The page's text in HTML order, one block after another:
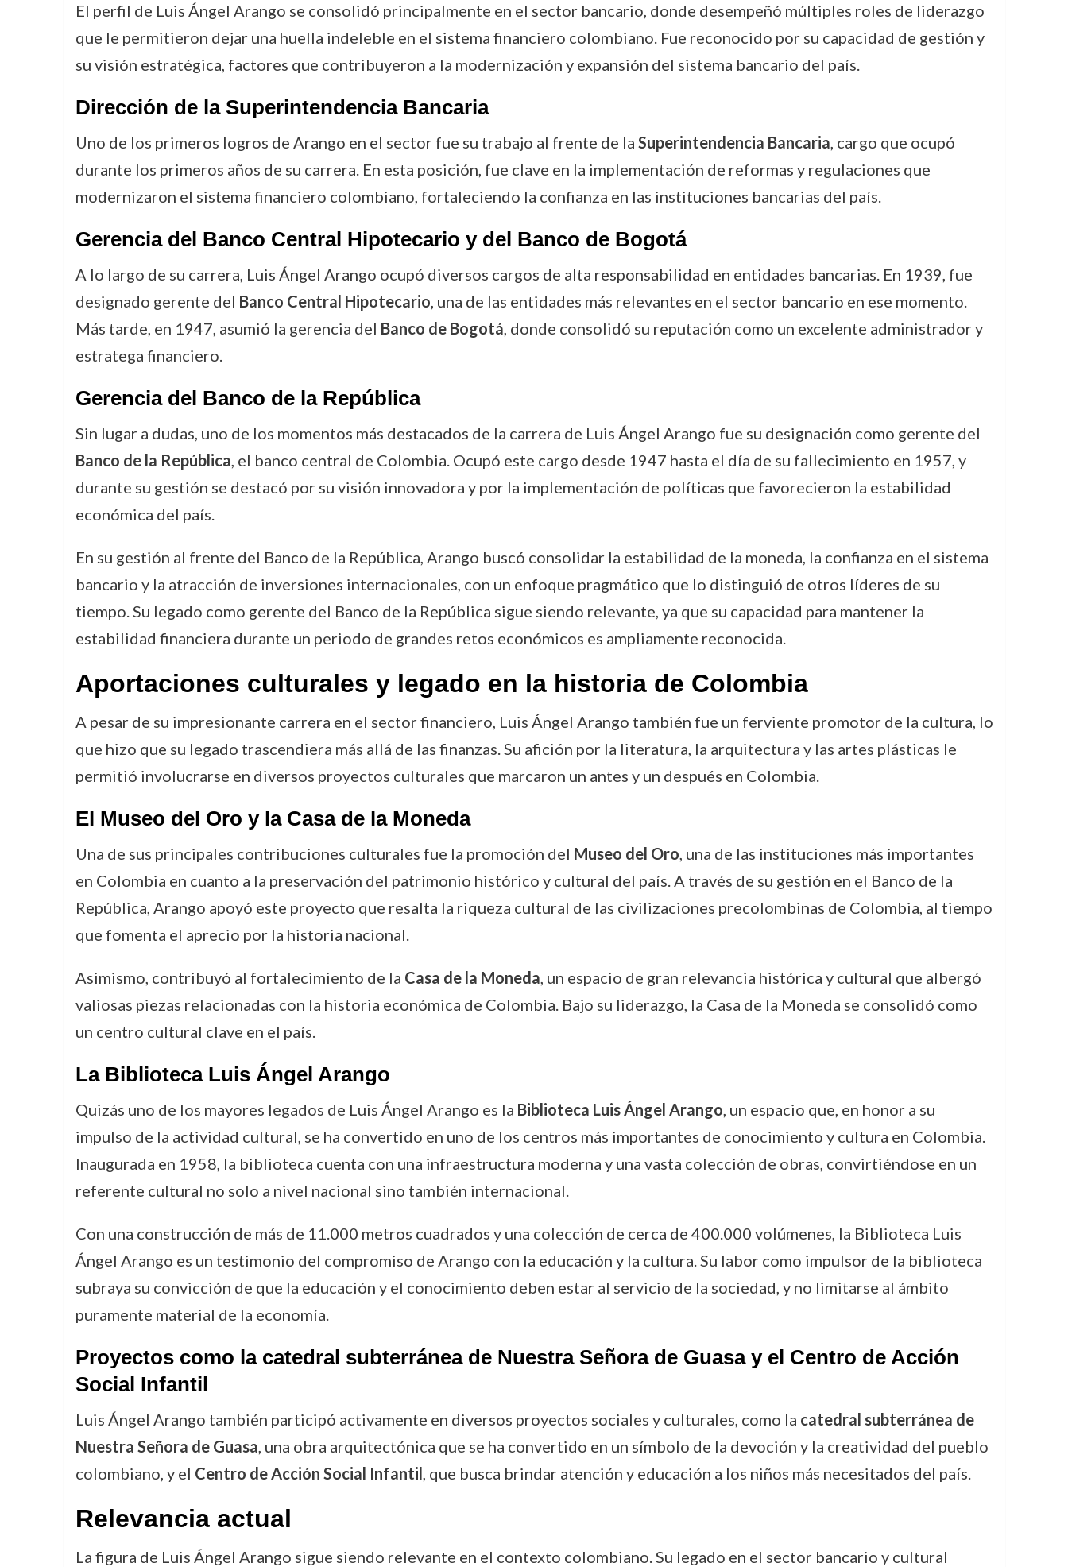
El perfil de Luis Ángel Arango se consolidó principalmente en el sector bancario, donde desempeñó múltiples roles de liderazgo
que le permitieron dejar una huella indeleble en el sistema financiero colombiano. Fue reconocido por su capacidad de gestión y
su visión estratégica, factores que contribuyeron a la modernización y expansión del sistema bancario del país.
Dirección de la Superintendencia Bancaria
Uno de los primeros logros de Arango en el sector fue su trabajo al frente de la Superintendencia Bancaria, cargo que ocupó
durante los primeros años de su carrera. En esta posición, fue clave en la implementación de reformas y regulaciones que
modernizaron el sistema financiero colombiano, fortaleciendo la confianza en las instituciones bancarias del país.
Gerencia del Banco Central Hipotecario y del Banco de Bogotá
A lo largo de su carrera, Luis Ángel Arango ocupó diversos cargos de alta responsabilidad en entidades bancarias. En 1939, fue
designado gerente del Banco Central Hipotecario, una de las entidades más relevantes en el sector bancario en ese momento.
Más tarde, en 1947, asumió la gerencia del Banco de Bogotá, donde consolidó su reputación como un excelente administrador y
estratega financiero.
Gerencia del Banco de la República
Sin lugar a dudas, uno de los momentos más destacados de la carrera de Luis Ángel Arango fue su designación como gerente del
Banco de la República, el banco central de Colombia. Ocupó este cargo desde 1947 hasta el día de su fallecimiento en 1957, y
durante su gestión se destacó por su visión innovadora y por la implementación de políticas que favorecieron la estabilidad
económica del país.
En su gestión al frente del Banco de la República, Arango buscó consolidar la estabilidad de la moneda, la confianza en el sistema
bancario y la atracción de inversiones internacionales, con un enfoque pragmático que lo distinguió de otros líderes de su
tiempo. Su legado como gerente del Banco de la República sigue siendo relevante, ya que su capacidad para mantener la
estabilidad financiera durante un periodo de grandes retos económicos es ampliamente reconocida.
Aportaciones culturales y legado en la historia de Colombia
A pesar de su impresionante carrera en el sector financiero, Luis Ángel Arango también fue un ferviente promotor de la cultura, lo
que hizo que su legado trascendiera más allá de las finanzas. Su afición por la literatura, la arquitectura y las artes plásticas le
permitió involucrarse en diversos proyectos culturales que marcaron un antes y un después en Colombia.
El Museo del Oro y la Casa de la Moneda
Una de sus principales contribuciones culturales fue la promoción del Museo del Oro, una de las instituciones más importantes
en Colombia en cuanto a la preservación del patrimonio histórico y cultural del país. A través de su gestión en el Banco de la
República, Arango apoyó este proyecto que resalta la riqueza cultural de las civilizaciones precolombinas de Colombia, al tiempo
que fomenta el aprecio por la historia nacional.
Asimismo, contribuyó al fortalecimiento de la Casa de la Moneda, un espacio de gran relevancia histórica y cultural que albergó
valiosas piezas relacionadas con la historia económica de Colombia. Bajo su liderazgo, la Casa de la Moneda se consolidó como
un centro cultural clave en el país.
La Biblioteca Luis Ángel Arango
Quizás uno de los mayores legados de Luis Ángel Arango es la Biblioteca Luis Ángel Arango, un espacio que, en honor a su
impulso de la actividad cultural, se ha convertido en uno de los centros más importantes de conocimiento y cultura en Colombia.
Inaugurada en 1958, la biblioteca cuenta con una infraestructura moderna y una vasta colección de obras, convirtiéndose en un
referente cultural no solo a nivel nacional sino también internacional.
Con una construcción de más de 11.000 metros cuadrados y una colección de cerca de 400.000 volúmenes, la Biblioteca Luis
Ángel Arango es un testimonio del compromiso de Arango con la educación y la cultura. Su labor como impulsor de la biblioteca
subraya su convicción de que la educación y el conocimiento deben estar al servicio de la sociedad, y no limitarse al ámbito
puramente material de la economía.
Proyectos como la catedral subterránea de Nuestra Señora de Guasa y el Centro de Acción
Social Infantil
Luis Ángel Arango también participó activamente en diversos proyectos sociales y culturales, como la catedral subterránea de
Nuestra Señora de Guasa, una obra arquitectónica que se ha convertido en un símbolo de la devoción y la creatividad del pueblo
colombiano, y el Centro de Acción Social Infantil, que busca brindar atención y educación a los niños más necesitados del país.
Relevancia actual
La figura de Luis Ángel Arango sigue siendo relevante en el contexto colombiano. Su legado en el sector bancario y cultural